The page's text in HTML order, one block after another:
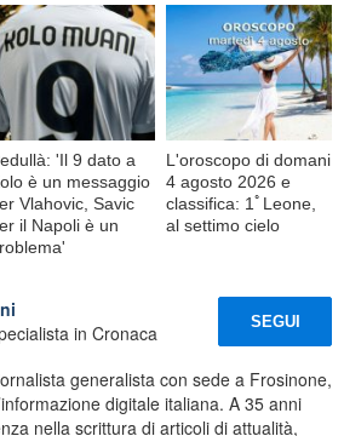
'Il 9 dato a
è un messaggio
Vlahovic, Savic
il Napoli è un
L'oroscopo di domani
4 agosto 2026 e
classifica: 1ﾟLeone,
al settimo cielo
in Cronaca
SEGUI
generalista con sede a Frosinone,
digitale italiana. A 35 anni
nella scrittura di articoli di attualità,